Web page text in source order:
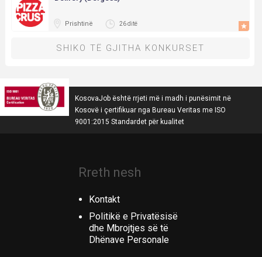
Prishtinë 26 ditë
SHIKO TË GJITHA KONKURSET
KosovaJob është rrjeti më i madh i punësimit në
Kosovë i çertifikuar nga Bureau Veritas me ISO
9001:2015 Standardet për kualitet
Rreth nesh
Kontakt
Politikë e Privatësisë
dhe Mbrojtjes së të
Dhënave Personale